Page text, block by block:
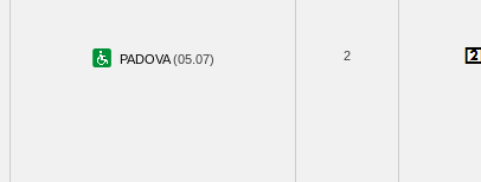
PADOVA(05.07) 2